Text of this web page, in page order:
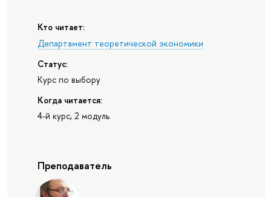
Кто читает:
Департамент теоретической экономики
Статус:
Курс по выбору
Когда читается:
4-й курс, 2 модуль
Преподаватель